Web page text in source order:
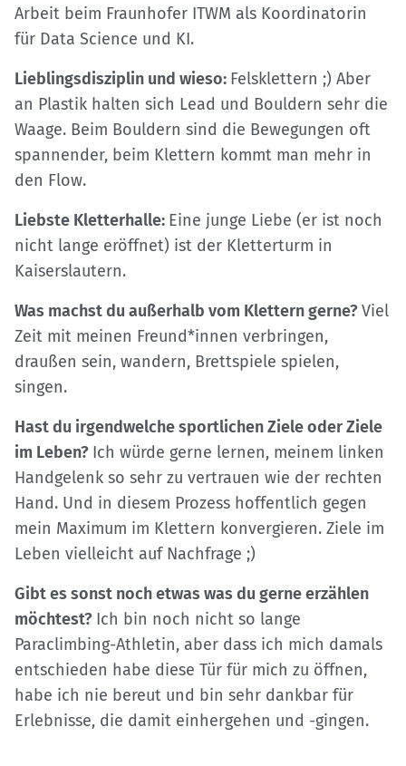
Arbeit beim Fraunhofer ITWM als Koordinatorin
für Data Science und KI.
Lieblingsdisziplin und wieso: Felsklettern ;) Aber
an Plastik halten sich Lead und Bouldern sehr die
Waage. Beim Bouldern sind die Bewegungen oft
spannender, beim Klettern kommt man mehr in
den Flow.
Liebste Kletterhalle: Eine junge Liebe (er ist noch
nicht lange eröffnet) ist der Kletterturm in
Kaiserslautern.
Was machst du außerhalb vom Klettern gerne?Viel
Zeit mit meinen Freund*innen verbringen,
draußen sein, wandern, Brettspiele spielen,
singen.
Hast du irgendwelche sportlichen Ziele oder Ziele
im Leben? Ich würde gerne lernen, meinem linken
Handgelenk so sehr zu vertrauen wie der rechten
Hand. Und in diesem Prozess hoffentlich gegen
mein Maximum im Klettern konvergieren. Ziele im
Leben vielleicht auf Nachfrage ;)
Gibt es sonst noch etwas was du gerne erzählen
möchtest? Ich bin noch nicht so lange
Paraclimbing-Athletin, aber dass ich mich damals
entschieden habe diese Tür für mich zu öffnen,
habe ich nie bereut und bin sehr dankbar für
Erlebnisse, die damit einhergehen und -gingen.